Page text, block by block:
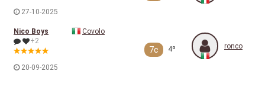
27-10-2025
Nico Boys
+2
20-09-2025
Covolo
7c 4º ronco